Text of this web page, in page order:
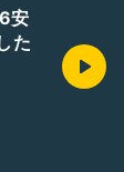
安
た